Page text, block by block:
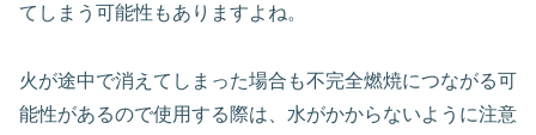
てしまう可能性もありますよね。
火が途中で消えてしまった場合も不完全燃焼につながる可
能性があるので使用する際は、水がかからないように注意